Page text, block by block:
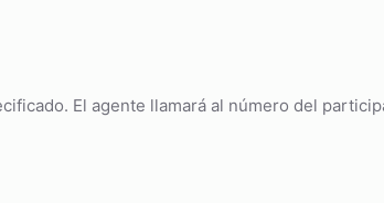
El agente llamará al número del